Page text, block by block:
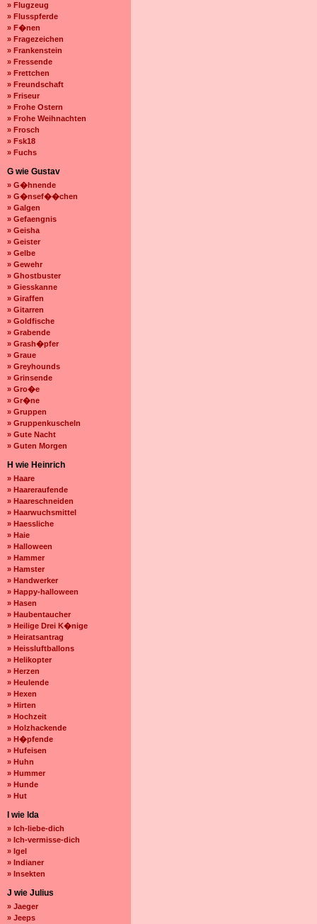
» Flugzeug
» Flusspferde
» F�nen
» Fragezeichen
» Frankenstein
» Fressende
» Frettchen
» Freundschaft
» Friseur
» Frohe Ostern
» Frohe Weihnachten
» Frosch
» Fsk18
» Fuchs
G wie Gustav
» G�hnende
» G�nsef��chen
» Galgen
» Gefaengnis
» Geisha
» Geister
» Gelbe
» Gewehr
» Ghostbuster
» Giesskanne
» Giraffen
» Gitarren
» Goldfische
» Grabende
» Grash�pfer
» Graue
» Greyhounds
» Grinsende
» Gro�e
» Gr�ne
» Gruppen
» Gruppenkuscheln
» Gute Nacht
» Guten Morgen
H wie Heinrich
» Haare
» Haareraufende
» Haareschneiden
» Haarwuchsmittel
» Haessliche
» Haie
» Halloween
» Hammer
» Hamster
» Handwerker
» Happy-halloween
» Hasen
» Haubentaucher
» Heilige Drei K�nige
» Heiratsantrag
» Heissluftballons
» Helikopter
» Herzen
» Heulende
» Hexen
» Hirten
» Hochzeit
» Holzhackende
» H�pfende
» Hufeisen
» Huhn
» Hummer
» Hunde
» Hut
I wie Ida
» Ich-liebe-dich
» Ich-vermisse-dich
» Igel
» Indianer
» Insekten
J wie Julius
» Jaeger
» Jeeps